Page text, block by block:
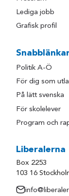
Lediga jobb
Grafisk profil
Politik A-Ö
För dig som
På lätt svenska
För skolelever
Program och
Liberalerna
Box 2253
103 16